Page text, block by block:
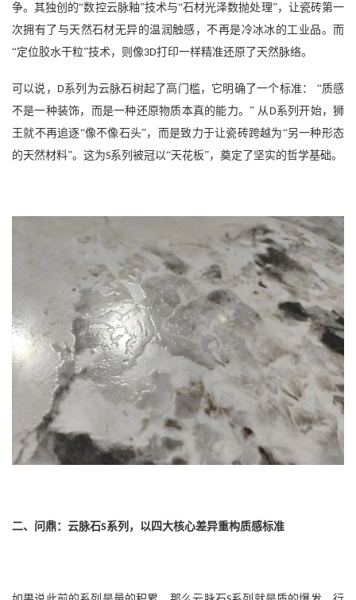
争。其独创的“数控云脉釉”技术与“石材光泽数抛处理”，让瓷砖第一
次拥有了与天然石材无异的温润触感，不再是冷冰冰的工业品。而
“定位胶水干粒”技术，则像3D打印一样精准还原了天然脉络。
可以说， D系列为云脉石树起了高门槛，它明确了一个标准： “质感
不是一种装饰，而是一种还原物质本真的能力。” 从 D系列开始，狮
王就不再追逐“像不像石头”，而是致力于让瓷砖跨越为“另一种形态
的天然材料”。这为S系列被冠以“天花板”，奠定了坚实的哲学基础。
二、问鼎：云脉石S系列，以四大核心差异重构质感标准